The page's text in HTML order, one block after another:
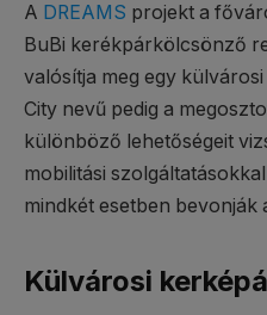
A DREAMS projekt a
BuBi kerékpárkölcsönző
valósítja meg egy
City nevű pedig a
különböző lehetőségeit
mobilitási
mindkét esetben bevonják
Külvárosi